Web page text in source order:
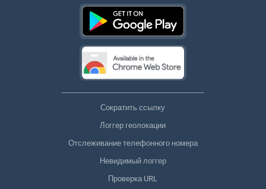
Сократить ссылку
Логгер геолокации
Отслеживание телефонного номера
Невидимый логгер
Проверка URL